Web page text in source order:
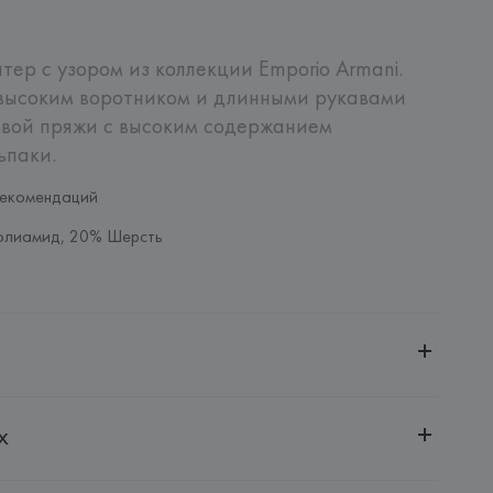
с узором из коллекции Emporio Armani.
воротником и длинными рукавами
пряжи с высоким содержанием
20% Шерсть
г. Минск, ул. Рафиева, д. 64, помещение 2-27